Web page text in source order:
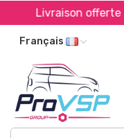
Livraison offerte
Français